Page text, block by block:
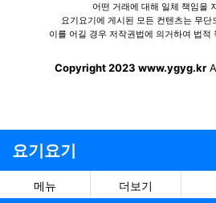
어떤 거래에 대해 일체 책임을
요기요기에 게시된 모든 컨텐츠는 무단
이를 어길 경우 저작권법에 의거하여 법적
Copyright 2023 www.ygyg.kr
요기요기
메뉴 더보기